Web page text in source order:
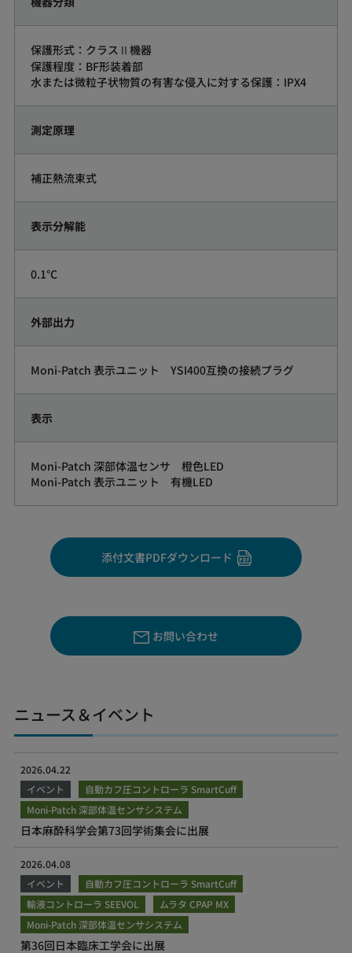
保護形式：クラスⅡ機器
保護程度：BF形装着部
水または微粒子状物質の有害な侵入に対する保護：IPX4
測定原理
補正熱流束式
表示分解能
0.1°C
外部出力
Moni-Patch 表示ユニット YSI400互換の接続プラグ
表示
Moni-Patch 深部体温センサ 橙色LED
Moni-Patch 表示ユニット 有機LED
添付文書PDFダウンロード
お問い合わせ
ニュース＆イベント
2026.04.22
イベント
自動カフ圧コントローラ SmartCuff
Moni-Patch 深部体温センサシステム
日本麻酔科学会第73回学術集会に出展
2026.04.08
イベント
自動カフ圧コントローラ SmartCuff
輸液コントローラ SEEVOL
ムラタ CPAP MX
Moni-Patch 深部体温センサシステム
第36回日本臨床工学会に出展